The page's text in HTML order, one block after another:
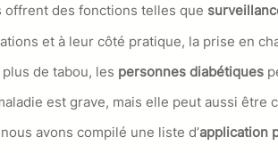
offrent des fonctions telles que
et à leur côté pratique, la prise en
plus de tabou, les personnes diabétiques
est grave, mais elle peut aussi
avons compilé une liste d’application